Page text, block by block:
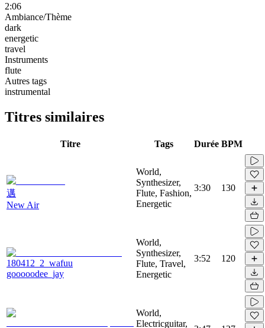
2:06
Ambiance/Thème
dark
energetic
travel
Instruments
flute
Autres tags
instrumental
Titres similaires
Titre Tags Durée BPM
邁
New Air
World,
Synthesizer,
Flute, Fashion,
Energetic
3:30 130
180412_2_wafuu
gooooodee_jay
World,
Synthesizer,
Flute, Travel,
Energetic
3:52 120
World,
Electricguitar,